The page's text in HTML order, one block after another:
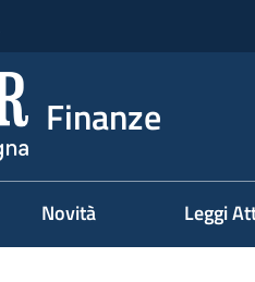
Finanze
Novità Leggi